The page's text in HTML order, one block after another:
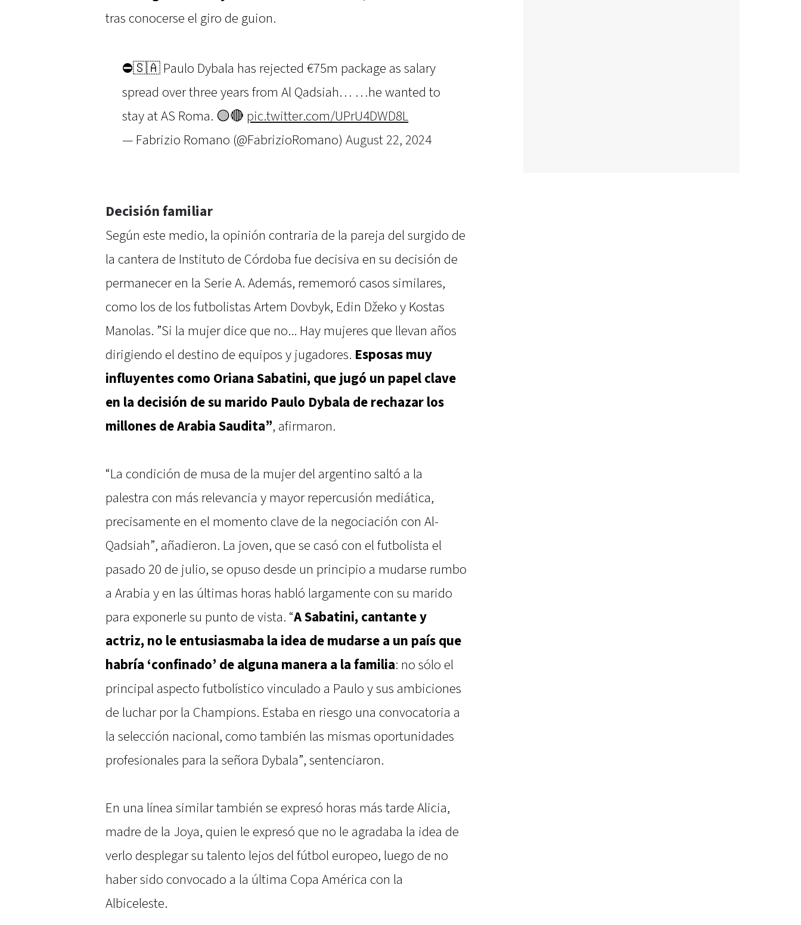
tras conocerse el giro de guion.
⛔️🇸🇦 Paulo Dybala has rejected €75m package as salary
spread over three years from Al Qadsiah… …he wanted to
stay at AS Roma. 🟡🔴 pic.twitter.com/UPrU4DWD8L
— Fabrizio Romano (@FabrizioRomano)August 22, 2024
Decisión familiar
Según este medio, la opinión contraria de la pareja del surgido de
la cantera de Instituto de Córdoba fue decisiva en su decisión de
permanecer en la Serie A. Además, rememoró casos similares,
como los de los futbolistas Artem Dovbyk, Edin Džeko y Kostas
Manolas. ”Si la mujer dice que no... Hay mujeres que llevan años
dirigiendo el destino de equipos y jugadores. Esposas muy
influyentes como Oriana Sabatini, que jugó un papel clave
en la decisión de su marido Paulo Dybala de rechazar los
millones de Arabia Saudita”, afirmaron.
“La condición de musa de la mujer del argentino saltó a la
palestra con más relevancia y mayor repercusión mediática,
precisamente en el momento clave de la negociación con Al-
Qadsiah”, añadieron. La joven, que se casó con el futbolista el
pasado 20 de julio, se opuso desde un principio a mudarse rumbo
a Arabia y en las últimas horas habló largamente con su marido
para exponerle su punto de vista. “A Sabatini, cantante y
actriz, no le entusiasmaba la idea de mudarse a un país que
habría ‘confinado’ de alguna manera a la familia: no sólo el
principal aspecto futbolístico vinculado a Paulo y sus ambiciones
de luchar por la Champions. Estaba en riesgo una convocatoria a
la selección nacional, como también las mismas oportunidades
profesionales para la señora Dybala”, sentenciaron.
En una línea similar también se expresó horas más tarde Alicia,
madre de la Joya, quien le expresó que no le agradaba la idea de
verlo desplegar su talento lejos del fútbol europeo, luego de no
haber sido convocado a la última Copa América con la
Albiceleste.